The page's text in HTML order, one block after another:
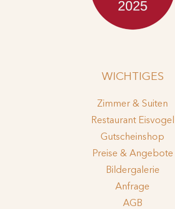
WICHTIGES
Zimmer & Suiten
Restaurant Eisvogel
Gutscheinshop
Preise & Angebote
Bildergalerie
Anfrage
AGB